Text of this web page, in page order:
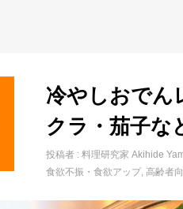
冷やしおでん
クラ・茄子な
投稿者 : 料理研究家 Akihide
食欲不振・食欲アップ 高齢者